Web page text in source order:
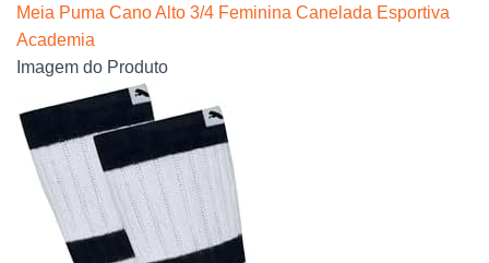
Meia Puma Cano Alto 3/4 Feminina Canelada Esportiva
Academia
Imagem do Produto